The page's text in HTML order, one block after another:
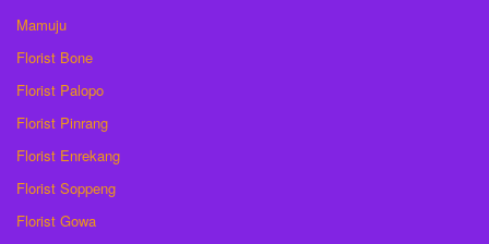
Mamuju
Florist Bone
Florist Palopo
Florist Pinrang
Florist Enrekang
Florist Soppeng
Florist Gowa